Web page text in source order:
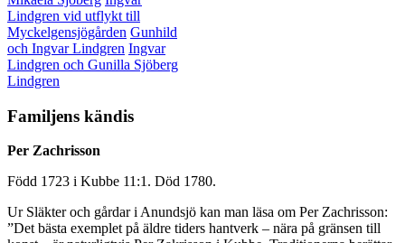
Lindgren vid utflykt till
Myckelgensjögården Gunhild
och Ingvar Lindgren Ingvar
Lindgren och Gunilla Sjöberg
Lindgren
Familjens kändis
Per Zachrisson
Född 1723 i Kubbe 11:1. Död 1780.
Ur Släkter och gårdar i Anundsjö kan man läsa om Per Zachrisson:
”Det bästa exemplet på äldre tiders hantverk – nära på gränsen till